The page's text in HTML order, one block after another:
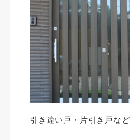
引き違い戸・片引き戸など